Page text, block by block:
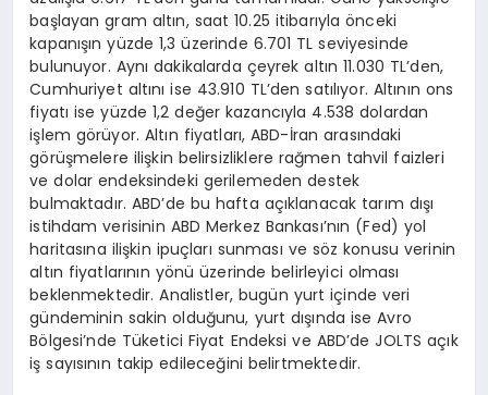
başlayan gram altın, saat 10.25 itibarıyla önceki
kapanışın yüzde 1,3 üzerinde 6.701 TL seviyesinde
bulunuyor. Aynı dakikalarda çeyrek altın 11.030 TL’den,
Cumhuriyet altını ise 43.910 TL’den satılıyor. Altının ons
fiyatı ise yüzde 1,2 değer kazancıyla 4.538 dolardan
işlem görüyor. Altın fiyatları, ABD-İran arasındaki
görüşmelere ilişkin belirsizliklere rağmen tahvil faizleri
ve dolar endeksindeki gerilemeden destek
bulmaktadır. ABD’de bu hafta açıklanacak tarım dışı
istihdam verisinin ABD Merkez Bankası’nın (Fed) yol
haritasına ilişkin ipuçları sunması ve söz konusu verinin
altın fiyatlarının yönü üzerinde belirleyici olması
beklenmektedir. Analistler, bugün yurt içinde veri
gündeminin sakin olduğunu, yurt dışında ise Avro
Bölgesi’nde Tüketici Fiyat Endeksi ve ABD’de JOLTS açık
iş sayısının takip edileceğini belirtmektedir.